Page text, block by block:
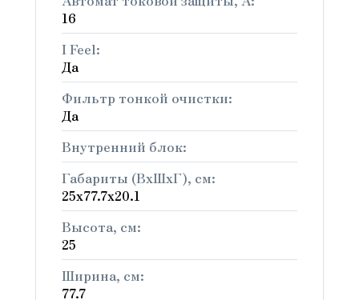
16
I Feel:
Да
Фильтр тонкой очистки:
Да
Внутренний блок:
Габариты (ВхШхГ), см:
25х77.7х20.1
Высота, см:
25
Ширина, см:
77.7